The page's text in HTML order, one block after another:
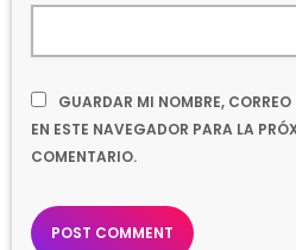
GUARDAR MI NOMBRE,
EN ESTE NAVEGADOR PARA LA
COMENTARIO.